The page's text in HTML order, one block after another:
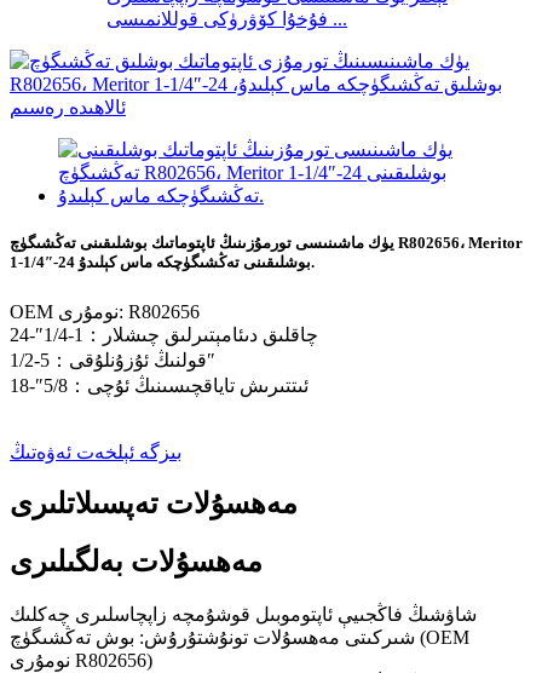
فۇخۇا كۆۋرۈكى قوللانمىسى ...
يۈك ماشىنىسى تورمۇزىنىڭ ئاپتوماتىك بوشلىقىنى تەڭشىگۈچ R802656، Meritor
1-1/4″-24 بوشلىقىنى تەڭشىگۈچكە ماس كېلىدۇ.
OEM نومۇرى: R802656
چاقلىق دىئامېتىرلىق چىشلار：1-1/4″-24
قولنىڭ ئۇزۇنلۇقى：5-1/2″
ئىتتىرىش تاياقچىسىنىڭ ئۇچى：5/8″-18
بىزگە ئېلخەت ئەۋەتىڭ
مەھسۇلات تەپسىلاتلىرى
مەھسۇلات بەلگىلىرى
شاۋشىڭ فاڭجىيې ئاپتوموبىل قوشۇمچە زاپچاسلىرى چەكلىك
شىركىتى مەھسۇلات تونۇشتۇرۇش: بوش تەڭشىگۈچ (OEM
نومۇرى R802656)